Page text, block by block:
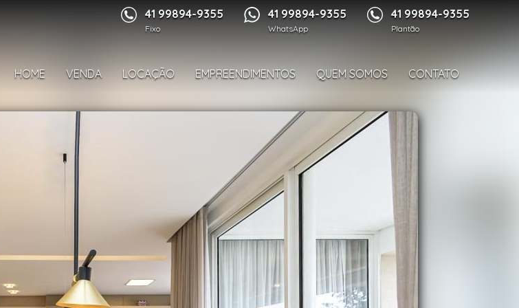
41 99894-9355
Fixo
41 99894-9355
WhatsApp
41 99894-9355
Plantão
HOME VENDA LOCAÇÃO EMPREENDIMENTOS QUEM SOMOS CONTATO